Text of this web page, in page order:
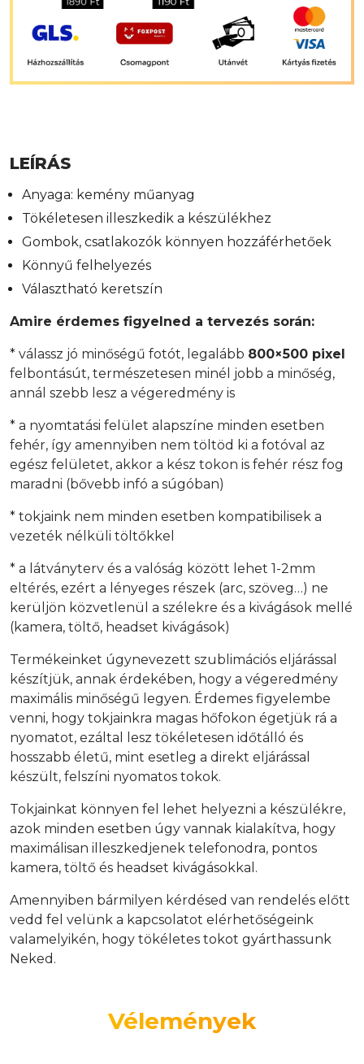
LEÍRÁS
Anyaga: kemény műanyag
Tökéletesen illeszkedik a készülékhez
Gombok, csatlakozók könnyen hozzáférhetőek
Könnyű felhelyezés
Választható keretszín
Amire érdemes figyelned a tervezés során:
* válassz jó minőségű fotót, legalább 800×500 pixel
felbontásút, természetesen minél jobb a minőség,
annál szebb lesz a végeredmény is
* a nyomtatási felület alapszíne minden esetben
fehér, így amennyiben nem töltöd ki a fotóval az
egész felületet, akkor a kész tokon is fehér rész fog
maradni (bővebb infó a súgóban)
* tokjaink nem minden esetben kompatibilisek a
vezeték nélküli töltőkkel
* a látványterv és a valóság között lehet 1-2mm
eltérés, ezért a lényeges részek (arc, szöveg…) ne
kerüljön közvetlenül a szélekre és a kivágások mellé
(kamera, töltő, headset kivágások)
Termékeinket úgynevezett szublimációs eljárással
készítjük, annak érdekében, hogy a végeredmény
maximális minőségű legyen. Érdemes figyelembe
venni, hogy tokjainkra magas hőfokon égetjük rá a
nyomatot, ezáltal lesz tökéletesen időtálló és
hosszabb életű, mint esetleg a direkt eljárással
készült, felszíni nyomatos tokok.
Tokjainkat könnyen fel lehet helyezni a készülékre,
azok minden esetben úgy vannak kialakítva, hogy
maximálisan illeszkedjenek telefonodra, pontos
kamera, töltő és headset kivágásokkal.
Amennyiben bármilyen kérdésed van rendelés előtt
vedd fel velünk a kapcsolatot elérhetőségeink
valamelyikén, hogy tökéletes tokot gyárthassunk
Neked.
Vélemények